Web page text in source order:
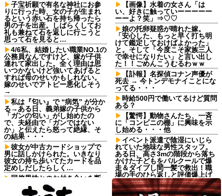
子宝祈願で有名な神社にお参
りに行った時、女の子が生まれ
るという赤い石を持ち帰ったら
男の子を出産。しばらくしてお
礼も兼ねて石を返しに行こうと
思って石を見ると…
4/6私、結婚したい職業NO.1の
公務員なんですけど、嫁が子供
連れて家出した。全く理由は思
いつかないけど強いてあげると
すれば母のせいかもしれない。
嫁のせいでアトピー悪化しそう
→
私は『匂い』で “病気” が分か
る→ある日、義弟嫁の子供から
「ガンの匂い」がし始めたの
で、夫経由で「ガンではない
か」と伝えたら怒って絶縁、そ
の結果・・・
彼女が中古カードショップで
男に話しかけられた。いきなり
彼女の持ち歩いてたカードを品
定めしだしたらしく…
同僚男性とのお付き合いを断
ったら「理屈に合わない主張を
振りかざす感情的なヒステリー
【画像】水着の女さん「は
い、好きに触っていーーーーー
ーーよ？笑」⇒♡♡
娘の托卵疑惑が晴れた嫁。
「安心した、もっと早く打ち明
けて鑑定しておけばよかった」
と。そして「今度こそ家族三人
で幸せになりたい」と言い出し
た！！ごめんこうむるわｗｗ
【訃報】名探偵コナン声優が
死去 → 今トンデモナイことにな
ってる・・・
時給500円で働いてるけど質問
ある？
【驚愕】動物さんたち、一斉
に「コンビニの棚」に興味を示
し始める・・・他
イベント派遣で陰湿にいじら
れていた地味な男性スタッフ。
ある日、高さ3mの階段から落ち
かけた子どもをパルクールで爆
走＆ダイブし間一髪で救出！職
場の手のひら返しと評価爆上げ
が凄まじかったｗｗ
欠勤連絡してきた後輩を「未